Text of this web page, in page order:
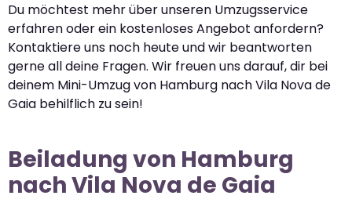
Du möchtest mehr über unseren Umzugsservice
erfahren oder ein kostenloses Angebot anfordern?
Kontaktiere uns noch heute und wir beantworten
gerne all deine Fragen. Wir freuen uns darauf, dir bei
deinem Mini-Umzug von Hamburg nach Vila Nova de
Gaia behilflich zu sein!
Beiladung von Hamburg
nach Vila Nova de Gaia